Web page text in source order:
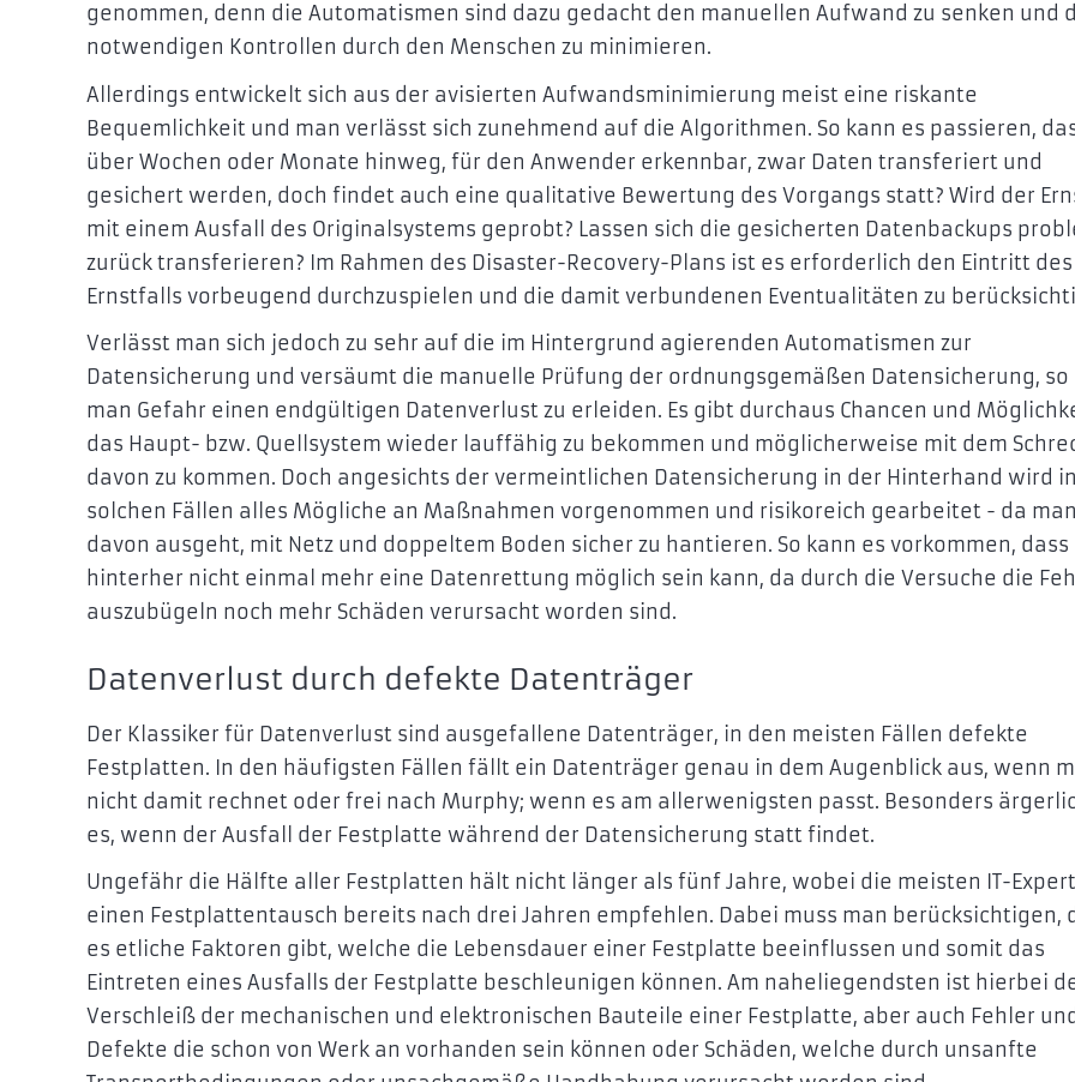
genommen, denn die Automatismen sind dazu gedacht den manuellen Aufwand zu senken und
notwendigen Kontrollen durch den Menschen zu minimieren.
Allerdings entwickelt sich aus der avisierten Aufwandsminimierung meist eine riskante
Bequemlichkeit und man verlässt sich zunehmend auf die Algorithmen. So kann es passieren,
über Wochen oder Monate hinweg, für den Anwender erkennbar, zwar Daten transferiert und
gesichert werden, doch findet auch eine qualitative Bewertung des Vorgangs statt? Wird der
mit einem Ausfall des Originalsystems geprobt? Lassen sich die gesicherten Datenbackups
zurück transferieren? Im Rahmen des Disaster-Recovery-Plans ist es erforderlich den Eintritt des
Ernstfalls vorbeugend durchzuspielen und die damit verbundenen Eventualitäten zu
Verlässt man sich jedoch zu sehr auf die im Hintergrund agierenden Automatismen zur
Datensicherung und versäumt die manuelle Prüfung der ordnungsgemäßen Datensicherung,
man Gefahr einen endgültigen Datenverlust zu erleiden. Es gibt durchaus Chancen und
das Haupt- bzw. Quellsystem wieder lauffähig zu bekommen und möglicherweise mit dem
davon zu kommen. Doch angesichts der vermeintlichen Datensicherung in der Hinterhand wird in
solchen Fällen alles Mögliche an Maßnahmen vorgenommen und risikoreich gearbeitet - da man
davon ausgeht, mit Netz und doppeltem Boden sicher zu hantieren. So kann es vorkommen, dass
hinterher nicht einmal mehr eine Datenrettung möglich sein kann, da durch die Versuche die
auszubügeln noch mehr Schäden verursacht worden sind.
Datenverlust durch defekte Datenträger
Der Klassiker für Datenverlust sind ausgefallene Datenträger, in den meisten Fällen defekte
Festplatten. In den häufigsten Fällen fällt ein Datenträger genau in dem Augenblick aus, wenn
nicht damit rechnet oder frei nach Murphy; wenn es am allerwenigsten passt. Besonders
es, wenn der Ausfall der Festplatte während der Datensicherung statt findet.
Ungefähr die Hälfte aller Festplatten hält nicht länger als fünf Jahre, wobei die meisten IT-
einen Festplattentausch bereits nach drei Jahren empfehlen. Dabei muss man berücksichtigen,
es etliche Faktoren gibt, welche die Lebensdauer einer Festplatte beeinflussen und somit das
Eintreten eines Ausfalls der Festplatte beschleunigen können. Am naheliegendsten ist hierbei
Verschleiß der mechanischen und elektronischen Bauteile einer Festplatte, aber auch Fehler und
Defekte die schon von Werk an vorhanden sein können oder Schäden, welche durch unsanfte